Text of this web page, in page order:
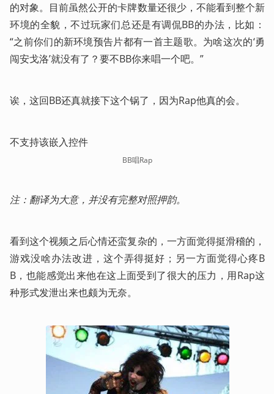
的对象。目前虽然公开的卡牌数量还很少，不能看到整个新
环境的全貌，不过玩家们总还是有调侃BB的办法，比如：
“之前你们的新环境预告片都有一首主题歌。为啥这次的‘勇
闯安戈洛’就没有了？要不BB你来唱一个吧。”
诶，这回BB还真就接下这个锅了，因为Rap他真的会。
不支持该嵌入控件
BB唱Rap
注：翻译为大意，并没有完整对照押韵。
看到这个视频之后心情还蛮复杂的，一方面觉得挺滑稽的，
游戏没啥办法改进，这个弄得挺好；另一方面觉得心疼B
B，也能感觉出来他在这上面受到了很大的压力，用Rap这
种形式发泄出来也颇为无奈。